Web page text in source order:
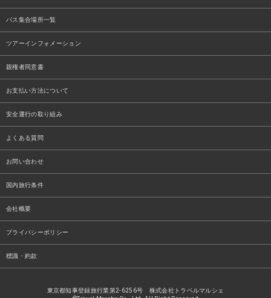
バス集合場所一覧
ツアーインフォメーション
親権者同意書
お支払い方法について
安全運行の取り組み
よくある質問
お問い合わせ
国内旅行条件
会社概要
プライバシーポリシー
標識・約款
東京都知事登録旅行業第2-6256号 株式会社トラベルマルシェ